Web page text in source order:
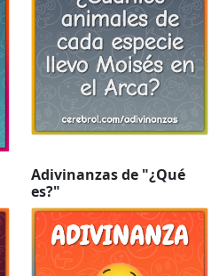
Adivinanzas de "¿Qué
es?"